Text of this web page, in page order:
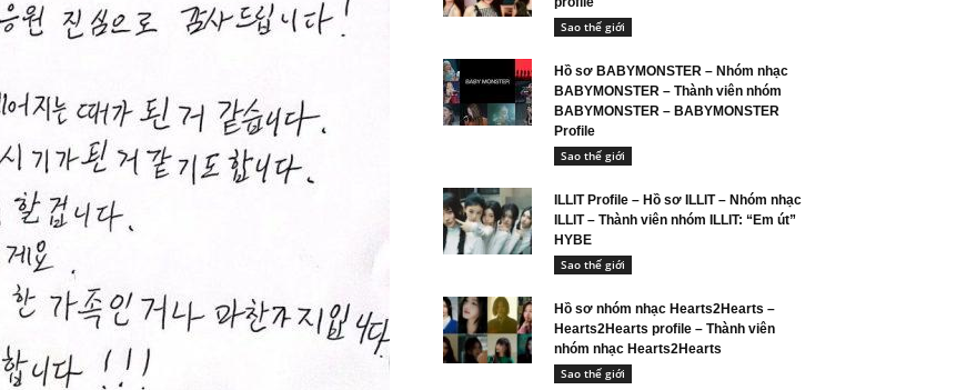
Sao thế giới
Hồ sơ BABYMONSTER – Nhóm nhạc
BABYMONSTER – Thành viên nhóm
BABYMONSTER – BABYMONSTER
Profile
Sao thế giới
ILLIT Profile – Hồ sơ ILLIT – Nhóm nhạc
ILLIT – Thành viên nhóm ILLIT: “Em út”
HYBE
Sao thế giới
Hồ sơ nhóm nhạc Hearts2Hearts –
Hearts2Hearts profile – Thành viên
nhóm nhạc Hearts2Hearts
Sao thế giới